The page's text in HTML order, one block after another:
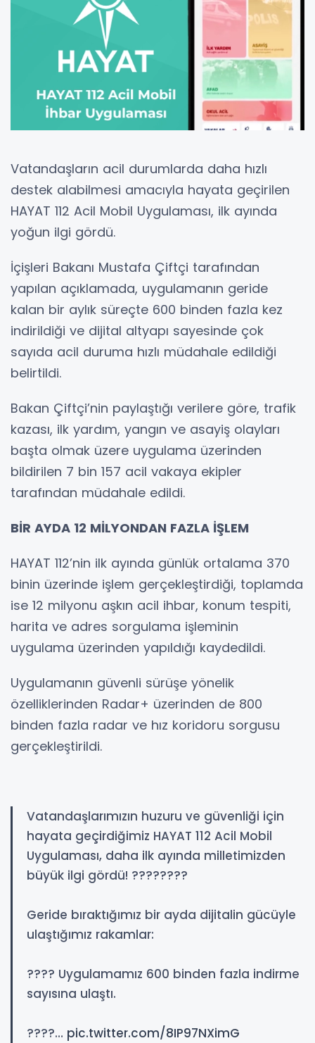
Vatandaşların acil durumlarda daha hızlı
destek alabilmesi amacıyla hayata geçirilen
HAYAT 112 Acil Mobil Uygulaması, ilk ayında
yoğun ilgi gördü.
İçişleri Bakanı Mustafa Çiftçi tarafından
yapılan açıklamada, uygulamanın geride
kalan bir aylık süreçte 600 binden fazla kez
indirildiği ve dijital altyapı sayesinde çok
sayıda acil duruma hızlı müdahale edildiği
belirtildi.
Bakan Çiftçi’nin paylaştığı verilere göre, trafik
kazası, ilk yardım, yangın ve asayiş olayları
başta olmak üzere uygulama üzerinden
bildirilen 7 bin 157 acil vakaya ekipler
tarafından müdahale edildi.
BİR AYDA 12 MİLYONDAN FAZLA İŞLEM
HAYAT 112’nin ilk ayında günlük ortalama 370
binin üzerinde işlem gerçekleştirdiği, toplamda
ise 12 milyonu aşkın acil ihbar, konum tespiti,
harita ve adres sorgulama işleminin
uygulama üzerinden yapıldığı kaydedildi.
Uygulamanın güvenli sürüşe yönelik
özelliklerinden Radar+ üzerinden de 800
binden fazla radar ve hız koridoru sorgusu
gerçekleştirildi.
Vatandaşlarımızın huzuru ve güvenliği için
hayata geçirdiğimiz HAYAT 112 Acil Mobil
Uygulaması, daha ilk ayında milletimizden
büyük ilgi gördü! ????????
Geride bıraktığımız bir ayda dijitalin gücüyle
ulaştığımız rakamlar:
???? Uygulamamız 600 binden fazla indirme
sayısına ulaştı.
????… pic.twitter.com/8IP97NXimG